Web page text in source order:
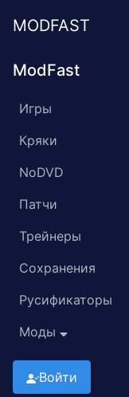
MODFAST
ModFast
Игры
Кряки
NoDVD
Патчи
Трейнеры
Сохранения
Русификаторы
Моды
Войти